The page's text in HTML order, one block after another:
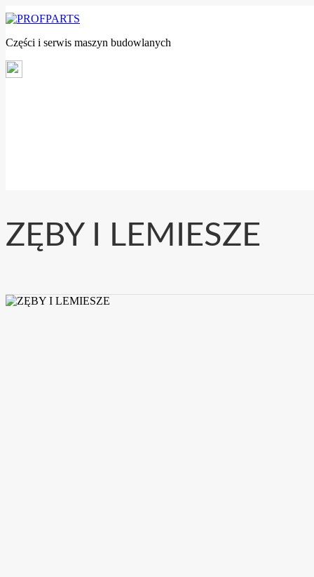
Części i serwis maszyn budowlanych
ZĘBY I LEMIESZE